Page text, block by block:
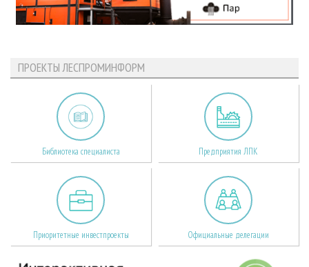
ПРОЕКТЫ ЛЕСПРОМИНФОРМ
Библиотека специалиста Предприятия ЛПК
Приоритетные инвестпроекты Официальные делегации